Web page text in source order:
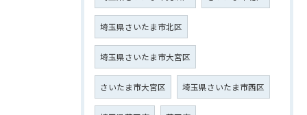
埼玉県さいたま市北区
埼玉県さいたま市大宮区
さいたま市大宮区 埼玉県さいたま市西区